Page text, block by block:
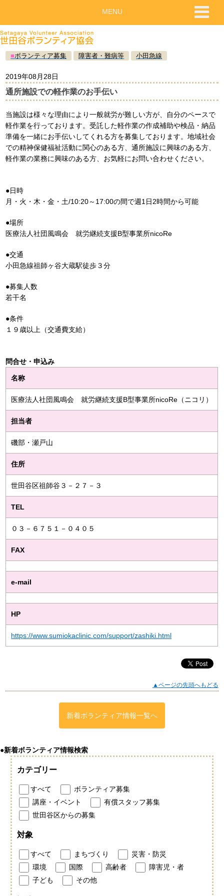
■ボランティア募集 障害者・難病等 小田急線
2019年08月28日
通所施設での軽作業のお手伝い
当施設は様々な理由により一般就労が難しい方が、自分のペースで
軽作業を行っております。受託した軽作業の作成補助や検品・納品
準備を一緒にお手伝いしてくれる方を募集しております。地域社会
での精神保健福祉活動に関心のある方、通所施設に興味のある方、
軽作業の業務に興味のある方、お気軽にお問い合わせください。
●日時
月・火・木・金・土/10:20～17:00の間で週1日2時間から可能
●場所
医療法人社団風鳴会 就労継続支援B型事業所nicoRe
●交通
小田急線祖師ヶ谷大蔵駅徒歩３分
●募集人数
若干名
●条件
１９歳以上（交通費支給）
問合せ・申込み
名称
医療法人社団風鳴会 就労継続支援B型事業所nicoRe（ニコリ）
担当者
磯部・瀬戸山
住所
世田谷区祖師谷３－２７－３
TEL
０３－６７５１－０４０５
FAX
e-mail
HP
https://www.sumiokaclinic.com/support/zashiki.html
▲ページの先頭へもどる
新着ボランティア情報一覧へ
●新着ボランティア情報検索
カテゴリー
すべて
ボランティア募集
講座・イベント
有償スタッフ募集
世田谷区からの募集
対象
すべて まちづくり
災害・防災
環境
国際 高齢者
障害児・者
子ども
その他
MENU